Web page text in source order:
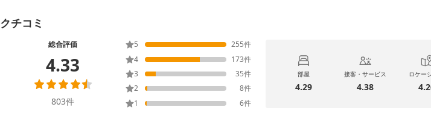
クチコミ
総合評価
4.33
803件
5 255件
4
173件
3
35件
2
8件
1
6件
部屋
4.29
接客・サービス
4.38
ロケー